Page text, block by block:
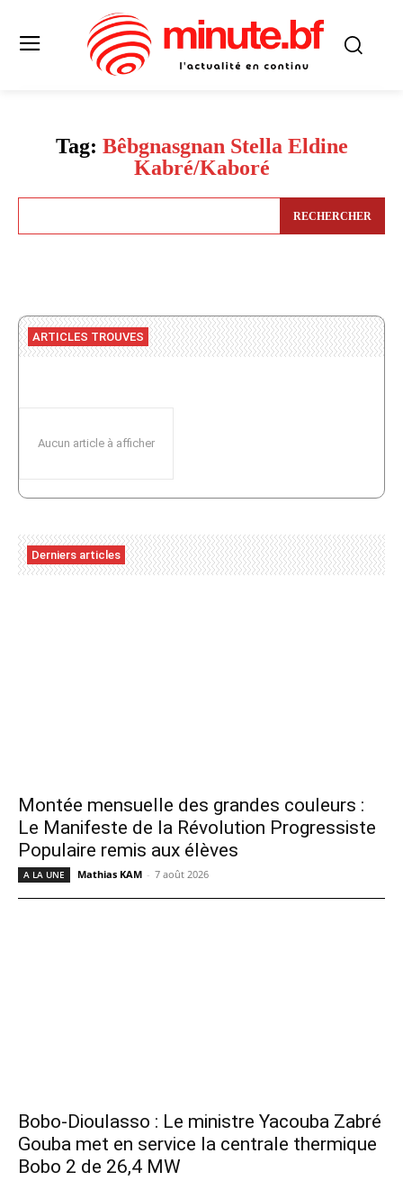
Tag: Bêbgnasgnan Stella Eldine
Kabré/Kaboré
RECHERCHER
ARTICLES TROUVES
Aucun article à afficher
Derniers articles
Montée mensuelle des grandes couleurs :
Le Manifeste de la Révolution Progressiste
Populaire remis aux élèves
A LA UNE Mathias KAM - 7 août 2026
Bobo-Dioulasso : Le ministre Yacouba Zabré
Gouba met en service la centrale thermique
Bobo 2 de 26,4 MW